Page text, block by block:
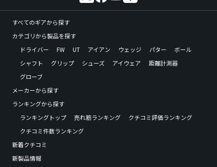
すべてのギアから探す
カテゴリから製品を探す
ドライバー
FW UT アイアン ウェッジ パター
ボール
シャフト
グリップ シューズ アイウェア
距離計測器
グローブ
メーカーから探す
ランキングから探す
ランキングトップ
売れ筋ランキング
クチコミ評価ランキング
クチコミ件数ランキング
新着クチコミ
新製品情報